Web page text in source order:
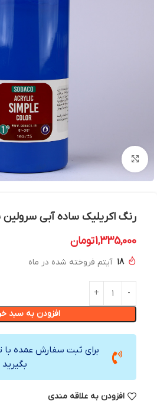
بزرگنمایی تصویر
رنگ اکریلیک ساده آبی سرولین
1,335,000تومان
18 آیتم فروخته شده در ماه
افزودن به سبد
برای ثبت سفارش عمده
بگیرید
افزودن به علاقه مندی